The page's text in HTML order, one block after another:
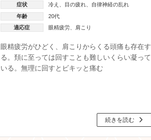
症状
冷え 目の疲れ、
自律神経の乱れ
年齢
20代
適応症
眼精疲労、 肩こり
続きを読む
眼精疲労がひどく、肩こりからくる頭痛も存在す
る。頚に至っては回すことも難しいくらい凝って
いる。無理に回すとビキッと痛む